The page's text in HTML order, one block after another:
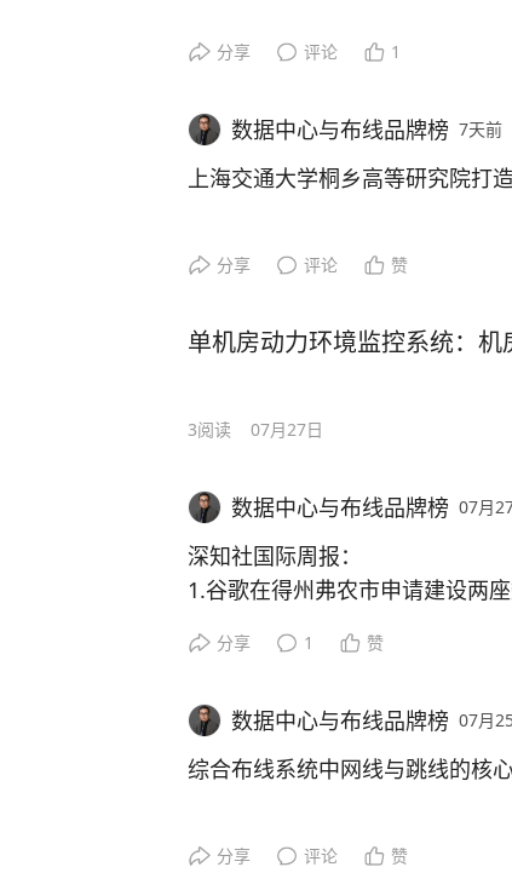
8台Leaf层交换机与64台Spine层
• 400G（400G-SR4/VR4）短距
点与Leaf交换机间的短距高速互联
见下图三
2.3、计算网光链路数量估算（基
针对8个SU配置（合计512台
际规模灵活调整）：
见下图四
终选择了挪森六类布线系统解决
端到端的品质保障，为该项目量
千兆带宽冗余，打破数据传输瓶颈
挪森六类布线系统支持高达
让生产数据流转如飞。
卓越抗干扰能力，无惧复杂工业
针对工厂车间复杂的电磁环境，
化的绞距设计和高质量的非屏蔽
MI），确保在重型设备运转时，
端到端品质一致，保障系统长效
挪森提供从线缆、模块、配线架
的系统级匹配，不仅保障了链路
燃等防火标准，从源头降低火灾
-配套综合性：多业态融合场景复
针对项目面临多重挑战，LASUN(
心、一汽新能源汽车生产基地数
全套配套产品，保障了这座城市
均采用B1级阻燃标准，在火灾条
性，火灾突发场景下可有效抑制
疏散争取宝贵时间，完美适配超
准。
目前，武汉轨道交通7号线三阳路
陆郎初级中学创办于1958年，是
校启动了原址新建工程。该项目
约42620.72平方米，总建筑面积
实验楼、综合楼（含食堂、报告
中学对校园网络提出了高带宽、
设备的接入，都离不开一套高性
岳丰六类布线系统：核心优势，
针对教育行业场景特点与项目实
保驾护航。
极速传输，教学体验流畅升级
岳丰六类布线系统拥有250MHz
可稳定支持1000M快速以太网及
学、在线学习平台、大型课件下
模块化设计，灵活扩展面向未来
迈瑞医疗武汉研究院作为迈瑞医
新研发基地。 园区承载医学影像
安全、后期运维便捷性提出严苛
格满足科研楼宇消防规范，打造
项目建设需求与挑战
01场景多元
息点位数量大，终端接入密度高。
02运维便捷诉求
大量墙面信息面板需要支持快速
分享 评论 1
数据中心与布线品牌榜 7天前
上海交通大学桐乡高等研究院打
究院打造高能级创新平台
在2025年世界互联网大会乌镇峰
学桐乡高等研究院。
阶段。作为本次合作的重要参与
限公司凭借其高品质的六类非屏
院的信息基础设施筑牢数字底座
打造科创“新高地”
上海交通大学桐乡高等研究院选
研究院将集结战略科学家与青年
分享 评论 赞
单机房动力环境监控系统：机
3阅读 07月27日
数据中心与布线品牌榜 07月
深知社国际周报：
1.谷歌在得州弗农市申请建设两
3.OpenAI斥资逾300亿美元建佐
4.谷歌将2026年资本支出上调至
心建设
6.NFrance采用维谛DX制冷系统
分享 1 赞
数据中心与布线品牌榜 07月
综合布线系统中网线与跳线的核
分享 评论 赞